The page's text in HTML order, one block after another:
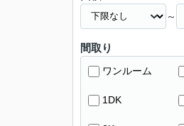
～
間取り
ワンルーム
1DK